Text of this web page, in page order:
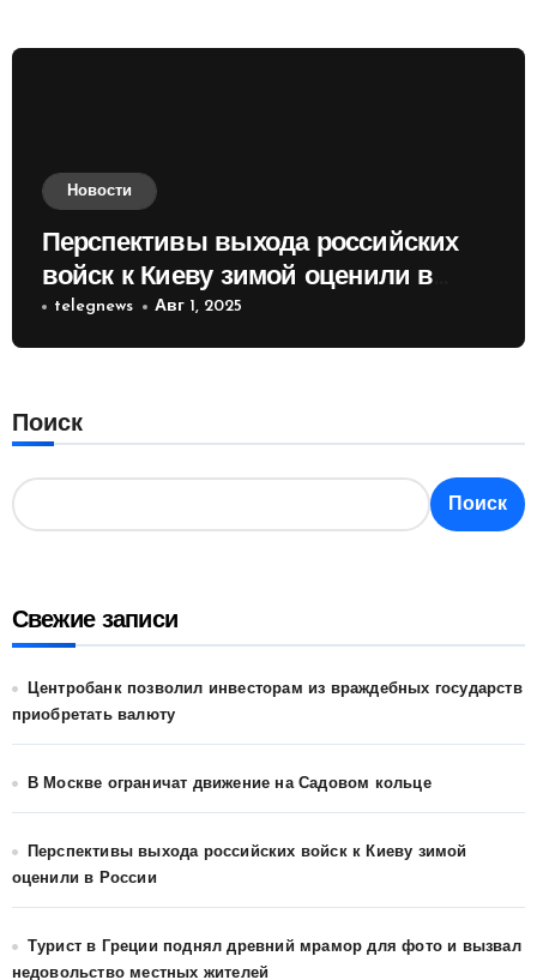
Новости
Перспективы выхода российских
войск к Киеву зимой оценили в
России
telegnews Авг 1, 2025
Поиск
Поиск
Свежие записи
Центробанк позволил инвесторам из враждебных государств
приобретать валюту
В Москве ограничат движение на Садовом кольце
Перспективы выхода российских войск к Киеву зимой
оценили в России
Турист в Греции поднял древний мрамор для фото и вызвал
недовольство местных жителей